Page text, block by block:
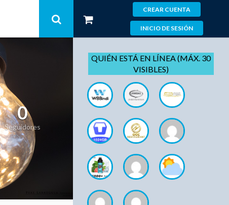
CREAR CUENTA
INICIO DE SESIÓN
0
Seguidores
QUIÉN ESTÁ EN LÍNEA (MÁX. 30
VISIBLES)